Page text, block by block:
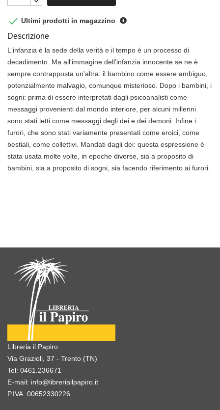
 Ultimi prodotti in magazzino
Descrizione
L'infanzia è la sede della verità e il tempo è un processo di
decadimento. Ma all'immagine dell'infanzia innocente se ne è
sempre contrapposta un'altra: il bambino come essere ambiguo,
potenzialmente malvagio, comunque misterioso. Dopo i bambini, i
sogni: prima di essere interpretati dagli psicoanalisti come
messaggi provenienti dal mondo interiore, per alcuni millenni
sono stati letti come messaggi degli dei e dei demoni. Infine i
furori, che sono stati variamente presentati come eroici, come
bestiali, come collettivi. Mandati dagli dei: questa espressione è
stata usata molte volte, in epoche diverse, sia a proposito di
bambini, sia a proposito di sogni, sia facendo riferimento ai furori.
Libreria il Papiro
Via Grazioli, 37 - Trento (TN)
Tel: 0461.236671
E-mail: info@libreriailpapiro.it
P.IVA: 00652330226